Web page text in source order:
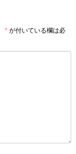
* が付いている欄は必